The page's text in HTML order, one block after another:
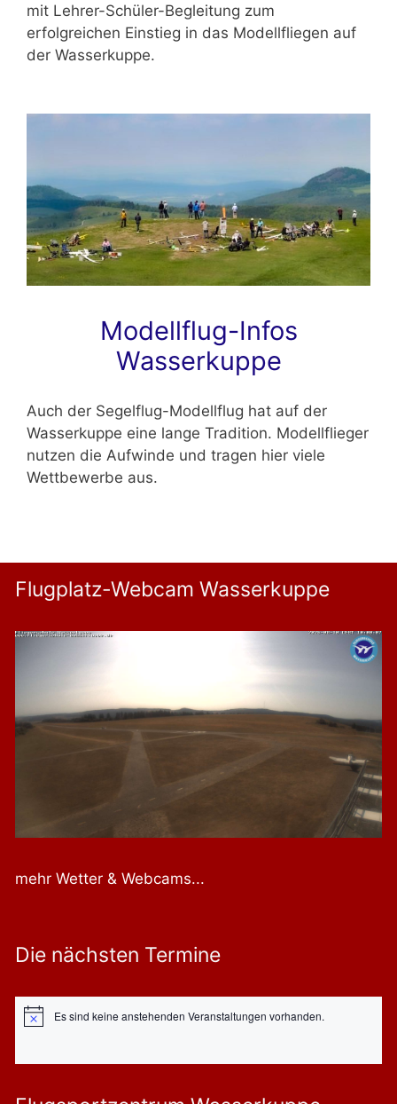
mit Lehrer-Schüler-Begleitung zum
erfolgreichen Einstieg in das Modellfliegen auf
der Wasserkuppe.
Modellflug-Infos
Wasserkuppe
Auch der Segelflug-Modellflug hat auf der
Wasserkuppe eine lange Tradition. Modellflieger
nutzen die Aufwinde und tragen hier viele
Wettbewerbe aus.
Flugplatz-Webcam Wasserkuppe
mehr Wetter & Webcams...
Die nächsten Termine
HinweisEs sind keine anstehenden Veranstaltungen vorhanden.